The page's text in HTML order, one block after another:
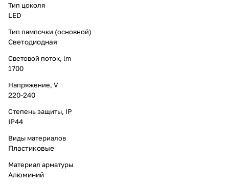
Тип цоколя
LED
Тип лампочки (основной)
Светодиодная
Световой поток, lm
1700
Напряжение, V
220-240
Степень защиты, IP
IP44
Виды материалов
Пластиковые
Материал арматуры
Алюминий